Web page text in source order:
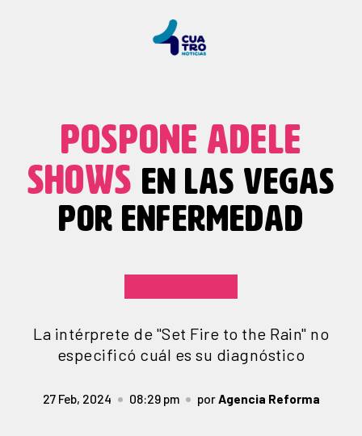
POSPONE ADELE
SHOWS EN LAS VEGAS
POR ENFERMEDAD
La intérprete de "Set Fire to the Rain" no
especificó cuál es su diagnóstico
27 Feb, 2024 08:29 pm porAgencia Reforma